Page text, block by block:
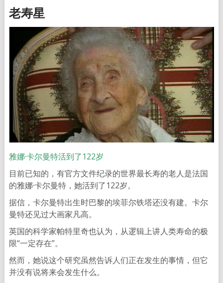
老寿星
雅娜·卡尔曼特活到了122岁
目前已知的，有官方文件纪录的世界最长寿的老人是法国
的雅娜·卡尔曼特，她活到了122岁。
据信，卡尔曼特出生时巴黎的埃菲尔铁塔还没有建。卡尔
曼特还见过大画家凡高。
英国的科学家帕特里奇也认为，从逻辑上讲人类寿命的极
限“一定存在”。
然而，她说这个研究虽然告诉人们正在发生的事情，但它
并没有说将来会发生什么。